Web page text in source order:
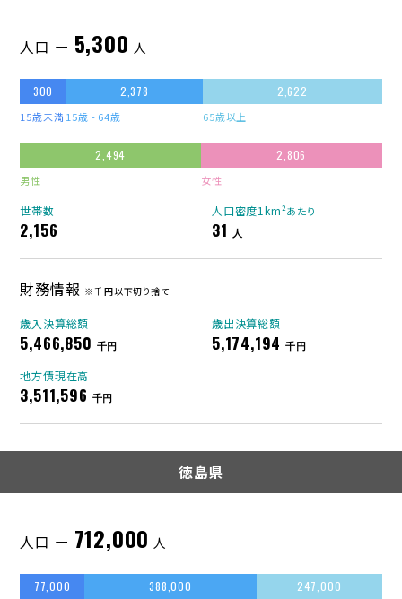
人口 ー 5,300 人
300
15歳未満
2,378
15歳 - 64歳
2,622
65歳以上
2,494
男性
2,806
女性
世帯数
2,156
人口密度1km²あたり
31 人
財務情報 ※千円以下切り捨て
歳入決算総額
5,466,850 千円
歳出決算総額
5,174,194 千円
地方債現在高
3,511,596 千円
徳島県
人口 ー 712,000 人
77,000 388,000 247,000